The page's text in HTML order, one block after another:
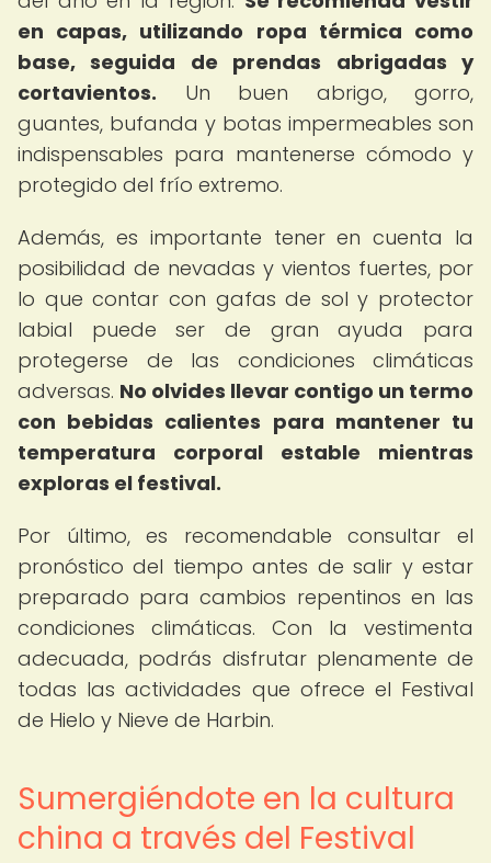
en capas, utilizando ropa térmica como
base, seguida de prendas abrigadas y
cortavientos. Un buen abrigo, gorro,
guantes, bufanda y botas impermeables son
indispensables para mantenerse cómodo y
protegido del frío extremo.
Además, es importante tener en cuenta la
posibilidad de nevadas y vientos fuertes, por
lo que contar con gafas de sol y protector
labial puede ser de gran ayuda para
protegerse de las condiciones climáticas
adversas. No olvides llevar contigo un termo
con bebidas calientes para mantener tu
temperatura corporal estable mientras
exploras el festival.
Por último, es recomendable consultar el
pronóstico del tiempo antes de salir y estar
preparado para cambios repentinos en las
condiciones climáticas. Con la vestimenta
adecuada, podrás disfrutar plenamente de
todas las actividades que ofrece el Festival
de Hielo y Nieve de Harbin.
Sumergiéndote en la cultura
china a través del Festival